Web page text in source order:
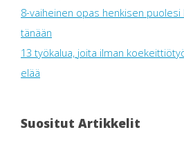
8-vaiheinen opas henkisen
tänään
13 työkalua, joita ilman
elää
Suositut Artikkelit